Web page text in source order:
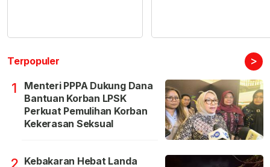
Terpopuler >
1
Menteri PPPA Dukung Dana
Bantuan Korban LPSK
Perkuat Pemulihan Korban
Kekerasan Seksual
2 Kebakaran Hebat Landa